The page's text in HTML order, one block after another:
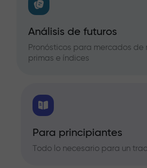
Análisis de futuros
Pronósticos para mercados de
primas e índices
Para principiantes
Todo lo necesario para un